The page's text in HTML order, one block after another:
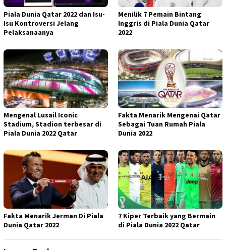
Piala Dunia Qatar 2022 dan Isu-
Isu Kontroversi Jelang
Pelaksanaanya
Menilik 7 Pemain Bintang
Inggris di Piala Dunia Qatar
2022
Mengenal Lusail Iconic
Stadium, Stadion terbesar di
Piala Dunia 2022 Qatar
Fakta Menarik Mengenai Qatar
Sebagai Tuan Rumah Piala
Dunia 2022
Fakta Menarik Jerman Di Piala
Dunia Qatar 2022
7 Kiper Terbaik yang Bermain
di Piala Dunia 2022 Qatar